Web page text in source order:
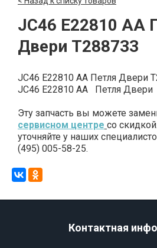
JC46 E22810 AA
Двери T288733
JC46 E22810 AA Петля Двери
JC46 E22810 AA Петля Двери
Эту запчасть вы можете
сервисном центре со
уточняйте у наших
(495) 005-58-25.
Контактная